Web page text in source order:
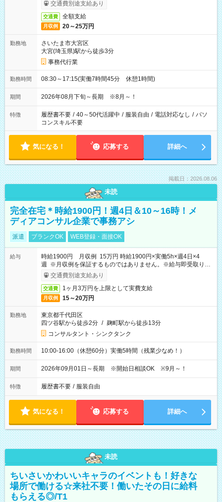
交通費別途支給あり
交通費 全額支給
月収例 20～25万円
勤務地
さいたま市大宮区
大宮(埼玉県)駅から徒歩3分
事務代行業
勤務時間 08:30～17:15(実働7時間45分 休憩1時間)
期間 2026年08月下旬～長期 ※8月～！
特徴 履歴書不要 / 40～50代活躍中 / 服装自由 / 電話対応なし / パソ
コンスキル不要
気になる！ 応募する 詳細へ
掲載日：2026.08.06
未読
完全在宅＊時給1900円！週4日＆10～16時！メ
ディアコンサル企業で事務アシ
派遣 ブランクOK WEB登録・面接OK
給与
時給1900円 月収例 15万円 時給1900円×実働5h×週4日×4
週 ※月収例を保証するものではありません。※給与即受取りサ
ービス利用可（利用条件有）
交通費別途支給あり
交通費 1ヶ月3万円を上限として実費支給
月収例 15～20万円
勤務地
東京都千代田区
四ツ谷駅から徒歩2分 / 麹町駅から徒歩13分
コンサルタント・シンクタンク
勤務時間 10:00-16:00（休憩60分）実働5時間（残業少なめ！）
期間 2026年09月01日～長期 ※開始日相談OK ※9月～！
特徴 履歴書不要 / 服装自由
気になる！ 応募する 詳細へ
未読
ちいさいかわいいキャラのイベントも！好きな
場所で働ける☆来社不要！働いたその日に給料
もらえる◎/T1